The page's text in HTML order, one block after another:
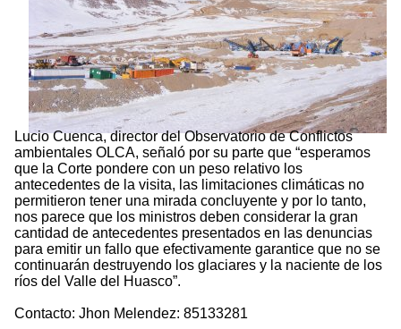
Lucio Cuenca, director del Observatorio de Conflictos
ambientales OLCA, señaló por su parte que “esperamos
que la Corte pondere con un peso relativo los
antecedentes de la visita, las limitaciones climáticas no
permitieron tener una mirada concluyente y por lo tanto,
nos parece que los ministros deben considerar la gran
cantidad de antecedentes presentados en las denuncias
para emitir un fallo que efectivamente garantice que no se
continuarán destruyendo los glaciares y la naciente de los
ríos del Valle del Huasco”.
Contacto: Jhon Melendez: 85133281